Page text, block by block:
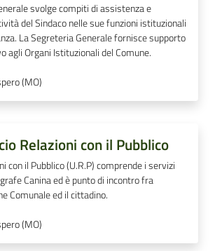
svolge compiti di assistenza e
del Sindaco nelle sue funzioni istituzionali
La Segreteria Generale fornisce supporto
agli Organi Istituzionali del Comune.
(MO)
Relazioni con il Pubblico
con il Pubblico (U.R.P) comprende i servizi
Canina ed è punto di incontro fra
Comunale ed il cittadino.
(MO)